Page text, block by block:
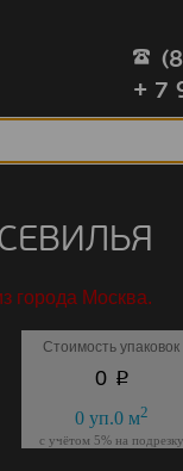
+ 7
СЕВИЛЬЯ
города Москва.
Стоимость упаковок
0 p
0уп.0м2
с учётом 5% на подрезку